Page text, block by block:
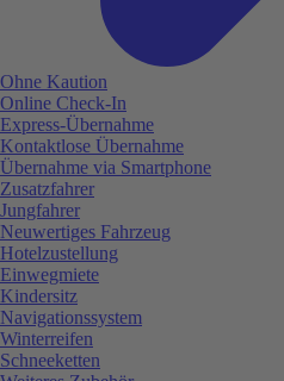
Ohne Kaution
Online Check-In
Express-Übernahme
Kontaktlose Übernahme
Übernahme via Smartphone
Zusatzfahrer
Jungfahrer
Neuwertiges Fahrzeug
Hotelzustellung
Einwegmiete
Kindersitz
Navigationssystem
Winterreifen
Schneeketten